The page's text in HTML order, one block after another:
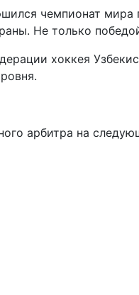
чемпионат
Не только
хоккея
арбитра на